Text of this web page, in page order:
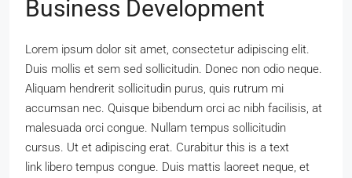
Business Development
Lorem ipsum dolor sit amet, consectetur adipiscing elit.
Duis mollis et sem sed sollicitudin. Donec non odio neque.
Aliquam hendrerit sollicitudin purus, quis rutrum mi
accumsan nec. Quisque bibendum orci ac nibh facilisis, at
malesuada orci congue. Nullam tempus sollicitudin
cursus. Ut et adipiscing erat. Curabitur this is a text
link libero tempus congue. Duis mattis laoreet neque, et